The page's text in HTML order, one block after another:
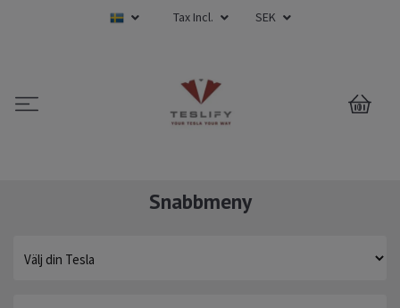
Tax Incl. SEK
0
Snabbmeny